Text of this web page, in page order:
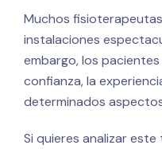
Muchos
instalaciones
embargo, los
confianza, la
determinados
Si quieres analizar